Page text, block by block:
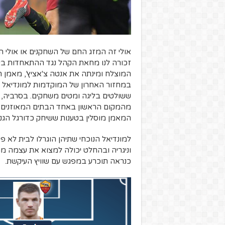
אולי זה המזג החם של השחקנים או אולי
זכורה לנו מחאת הקהל נגד ההתאחדות
המוצלח ומינתה את אנטה צ'אציץ',
במחזור האחרון של המוקדמות למונדיאל
ששולטים בליגה ומטים משחקים.
מהמקום הראשון באחד הבתים המאוזנים
המאמן מוסלין בטענות ששיחק כדורגל
למונדיאל הנוכחי שתיהן הוגרלו לבית
וניגריה ובהחלט יכולה למצוא את
כנראה תוכרע במפגש עם שוויץ העיקשת.